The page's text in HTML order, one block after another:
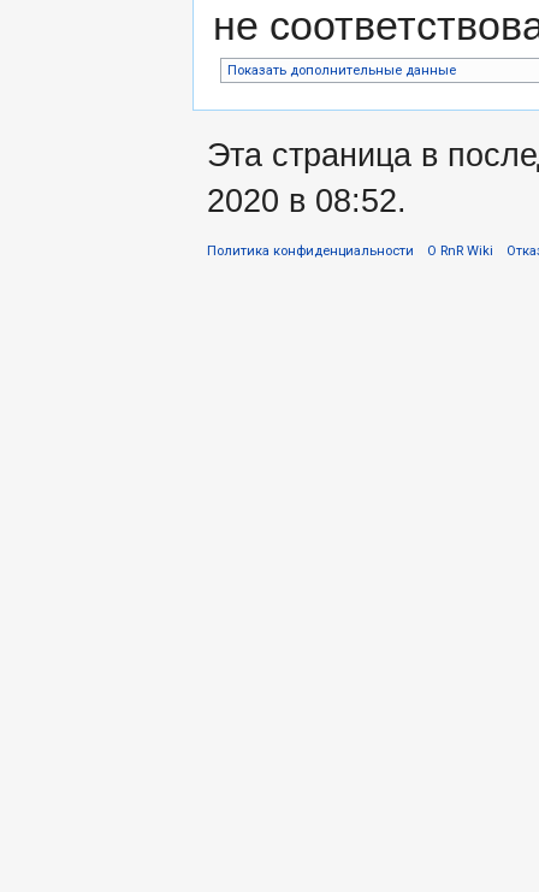
не
Показать дополнительные данные
Эта страница в
2020 в 08:52.
Политика конфиденциальности О RnR Wiki